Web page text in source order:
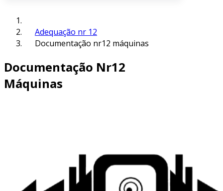
Adequação nr 12
Documentação nr12 máquinas
Documentação Nr12
Máquinas